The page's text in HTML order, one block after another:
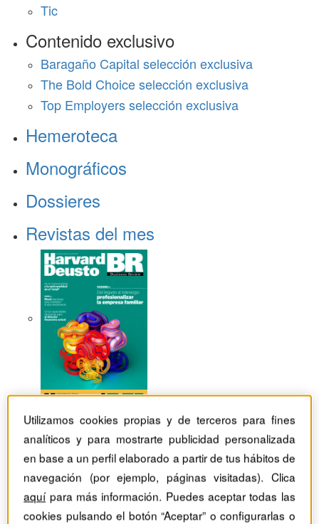
Tic
Contenido exclusivo
Baragaño Capital selección exclusiva
The Bold Choice selección exclusiva
Top Employers selección exclusiva
Hemeroteca
Monográficos
Dossieres
Revistas del mes
Utilizamos cookies propias y de terceros para fines
analíticos y para mostrarte publicidad personalizada
en base a un perfil elaborado a partir de tus hábitos de
navegación (por ejemplo, páginas visitadas). Clica
aquípara más información. Puedes aceptar todas las
cookies pulsando el botón “Aceptar” o configurarlas o